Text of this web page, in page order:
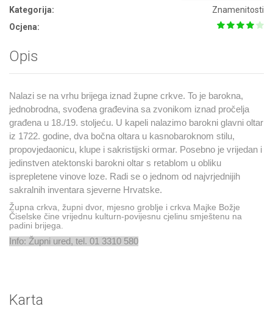
Kategorija:
Znamenitosti
Ocjena:
Opis
Nalazi se na vrhu brijega iznad župne crkve. To je barokna,
jednobrodna, svođena građevina sa zvonikom iznad pročelja
građena u 18./19. stoljeću. U kapeli nalazimo barokni glavni oltar
iz 1722. godine, dva bočna oltara u kasnobaroknom stilu,
propovjedaonicu, klupe i sakristijski ormar. Posebno je vrijedan i
jedinstven atektonski barokni oltar s retablom u obliku
isprepletene vinove loze. Radi se o jednom od najvrjednijih
sakralnih inventara sjeverne Hrvatske.
Župna crkva, župni dvor, mjesno groblje i crkva Majke Božje
Čiselske čine vrijednu kulturn-povijesnu cjelinu smještenu na
padini brijega.
Info: Župni ured, tel. 01 3310 580
Karta